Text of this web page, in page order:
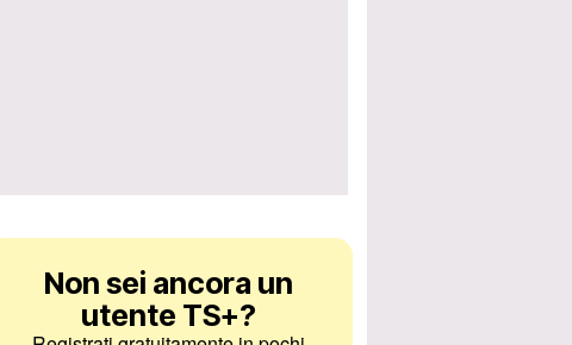
Calabria al Friuli le buone pratiche non mancano
Non sei ancora un
utente TS+?